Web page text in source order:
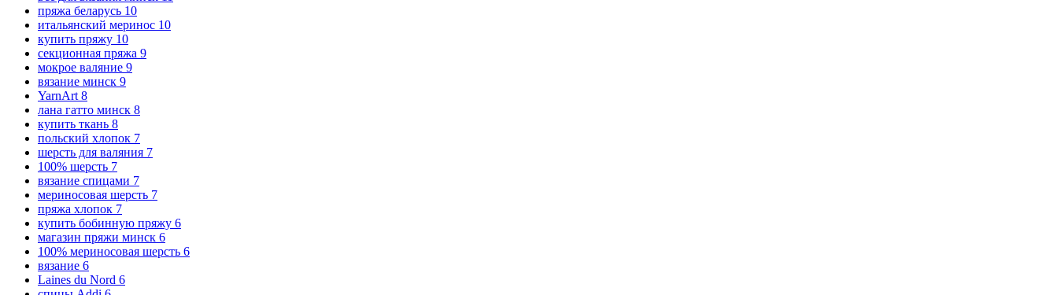
пряжа беларусь 10
итальянский меринос 10
купить пряжу 10
секционная пряжа 9
мокрое валяние 9
вязание минск 9
YarnArt 8
лана гатто минск 8
купить ткань 8
польский хлопок 7
шерсть для валяния 7
100% шерсть 7
вязание спицами 7
мериносовая шерсть 7
пряжа хлопок 7
купить бобинную пряжу 6
магазин пряжи минск 6
100% мериносовая шерсть 6
вязание 6
Laines du Nord 6